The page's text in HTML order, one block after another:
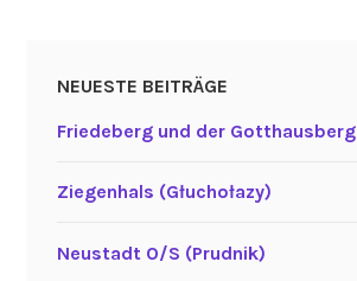
NEUESTE BEITRÄGE
Friedeberg und der Gotthausberg
Ziegenhals (Głuchołazy)
Neustadt O/S (Prudnik)